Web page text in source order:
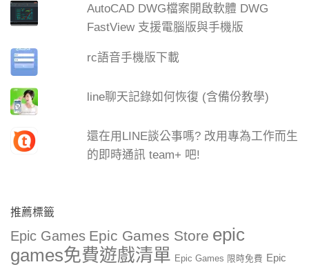
AutoCAD DWG檔案開啟軟體 DWG
FastView 支援電腦版與手機版
rc語音手機版下載
line聊天記錄如何恢復 (含備份教學)
還在用LINE談公事嗎? 改用專為工作而生
的即時通訊 team+ 吧!
推薦標籤
Epic Games Epic Games Store epic
games免費遊戲清單 Epic Games 限時免費 Epic